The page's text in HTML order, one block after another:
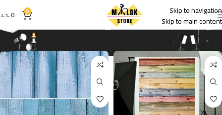
Skip to navigation
Skip to main content
0
0 خلفيات